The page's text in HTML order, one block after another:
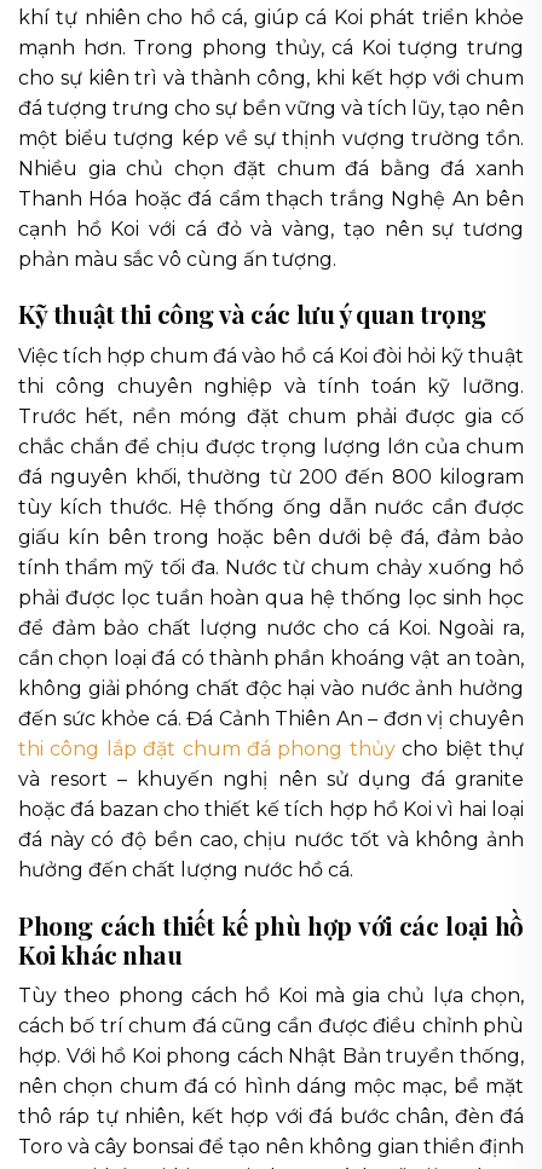
khí tự nhiên cho hồ cá, giúp cá Koi phát triển khỏe
mạnh hơn. Trong phong thủy, cá Koi tượng trưng
cho sự kiên trì và thành công, khi kết hợp với chum
đá tượng trưng cho sự bền vững và tích lũy, tạo nên
một biểu tượng kép về sự thịnh vượng trường tồn.
Nhiều gia chủ chọn đặt chum đá bằng đá xanh
Thanh Hóa hoặc đá cẩm thạch trắng Nghệ An bên
cạnh hồ Koi với cá đỏ và vàng, tạo nên sự tương
phản màu sắc vô cùng ấn tượng.
Kỹ thuật thi công và các lưu ý quan trọng
Việc tích hợp chum đá vào hồ cá Koi đòi hỏi kỹ thuật
thi công chuyên nghiệp và tính toán kỹ lưỡng.
Trước hết, nền móng đặt chum phải được gia cố
chắc chắn để chịu được trọng lượng lớn của chum
đá nguyên khối, thường từ 200 đến 800 kilogram
tùy kích thước. Hệ thống ống dẫn nước cần được
giấu kín bên trong hoặc bên dưới bệ đá, đảm bảo
tính thẩm mỹ tối đa. Nước từ chum chảy xuống hồ
phải được lọc tuần hoàn qua hệ thống lọc sinh học
để đảm bảo chất lượng nước cho cá Koi. Ngoài ra,
cần chọn loại đá có thành phần khoáng vật an toàn,
không giải phóng chất độc hại vào nước ảnh hưởng
đến sức khỏe cá. Đá Cảnh Thiên An – đơn vị chuyên
thi công lắp đặt chum đá phong thủycho biệt thự
và resort – khuyến nghị nên sử dụng đá granite
hoặc đá bazan cho thiết kế tích hợp hồ Koi vì hai loại
đá này có độ bền cao, chịu nước tốt và không ảnh
hưởng đến chất lượng nước hồ cá.
Phong cách thiết kế phù hợp với các loại hồ
Koi khác nhau
Tùy theo phong cách hồ Koi mà gia chủ lựa chọn,
cách bố trí chum đá cũng cần được điều chỉnh phù
hợp. Với hồ Koi phong cách Nhật Bản truyền thống,
nên chọn chum đá có hình dáng mộc mạc, bề mặt
thô ráp tự nhiên, kết hợp với đá bước chân, đèn đá
Toro và cây bonsai để tạo nên không gian thiền định